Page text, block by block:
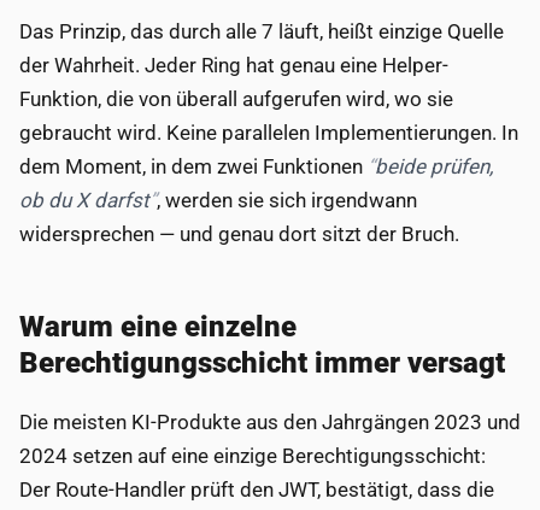
Das Prinzip, das durch alle 7 läuft, heißt einzige Quelle
der Wahrheit. Jeder Ring hat genau eine Helper-
Funktion, die von überall aufgerufen wird, wo sie
gebraucht wird. Keine parallelen Implementierungen. In
dem Moment, in dem zwei Funktionen beide prüfen,
ob du X darfst , werden sie sich irgendwann
widersprechen — und genau dort sitzt der Bruch.
Warum eine einzelne
Berechtigungsschicht immer versagt
Die meisten KI-Produkte aus den Jahrgängen 2023 und
2024 setzen auf eine einzige Berechtigungsschicht:
Der Route-Handler prüft den JWT, bestätigt, dass die